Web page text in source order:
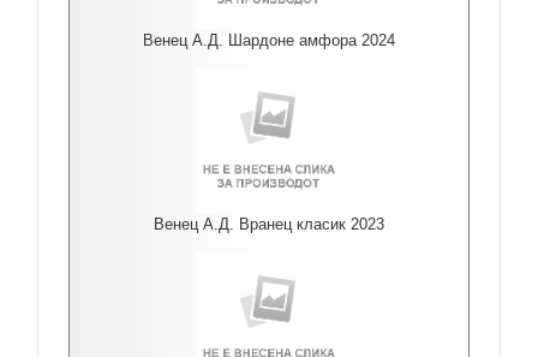
Венец А.Д. Шардоне амфора 2024
Венец А.Д. Вранец класик 2023